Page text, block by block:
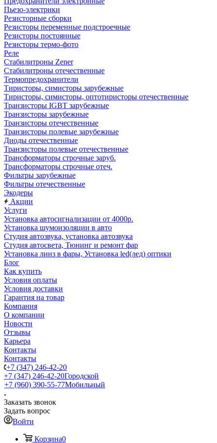
Пьезо-электрики
Резисторные сборки
Резисторы переменные подстроечные
Резисторы постоянные
Резисторы термо-фото
Реле
Стабилитроны Zener
Стабилитроны отечественные
Термопредохранители
Тиристоры, симисторы зарубежные
Тиристоры, симисторы, оптотиристоры отечественные
Транзисторы IGBT зарубежные
Транзисторы зарубежные
Транзисторы отечественные
Транзисторы полевые зарубежные
Диоды отечественные
Транзисторы полевые отечественные
Трансформаторы строчные заруб.
Трансформаторы строчные отеч.
Фильтры зарубежные
Фильтры отечественные
Экодеры
Акции
Услуги
Установка автосигнализации от 4000р.
Установка шумоизоляции в авто
Студия автозвука, установка автозвука
Студия автосвета, Тюнинг и ремонт фар
Установка линз в фары, Установка led(лед) оптики
Блог
Как купить
Условия оплаты
Условия доставки
Гарантия на товар
Компания
О компании
Новости
Отзывы
Карьера
Контакты
Контакты
+7 (347) 246-42-20
+7 (347) 246-42-20Городской
+7 (960) 390-55-77Мобильный
Заказать звонок
Задать вопрос
Войти
Корзина0